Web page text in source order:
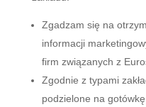
Zgadzam się na
informacji
firm związanych z
Zgodnie z typami
podzielone na